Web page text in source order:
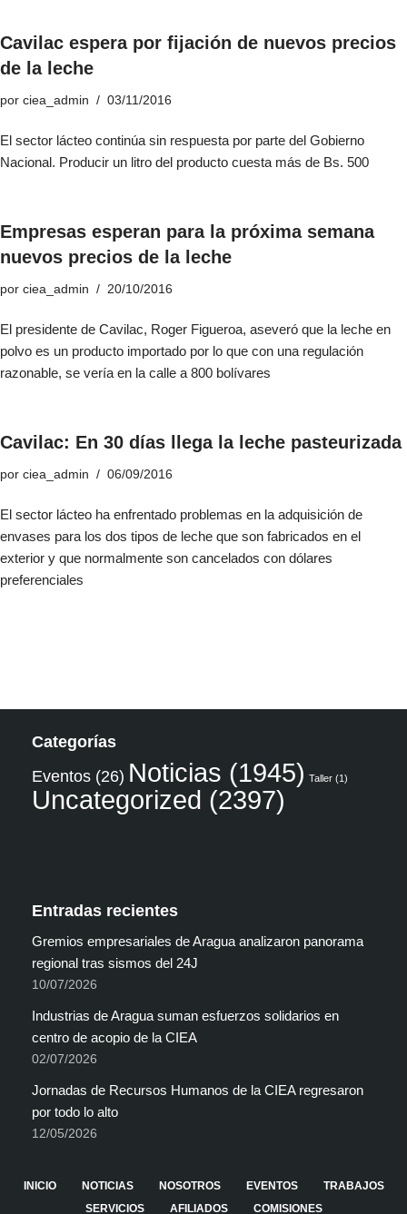
Cavilac espera por fijación de nuevos precios
de la leche
por ciea_admin 03/11/2016
El sector lácteo continúa sin respuesta por parte del Gobierno
Nacional. Producir un litro del producto cuesta más de Bs. 500
Empresas esperan para la próxima semana
nuevos precios de la leche
por ciea_admin 20/10/2016
El presidente de Cavilac, Roger Figueroa, aseveró que la leche en
polvo es un producto importado por lo que con una regulación
razonable, se vería en la calle a 800 bolívares
Cavilac: En 30 días llega la leche pasteurizada
por ciea_admin 06/09/2016
El sector lácteo ha enfrentado problemas en la adquisición de
envases para los dos tipos de leche que son fabricados en el
exterior y que normalmente son cancelados con dólares
preferenciales
Categorías
Eventos (26) Noticias (1945) Taller (1)
Uncategorized (2397)
Entradas recientes
Gremios empresariales de Aragua analizaron panorama
regional tras sismos del 24J
10/07/2026
Industrias de Aragua suman esfuerzos solidarios en
centro de acopio de la CIEA
02/07/2026
Jornadas de Recursos Humanos de la CIEA regresaron
por todo lo alto
12/05/2026
INICIO NOTICIAS NOSOTROS EVENTOS
TRABAJOS
SERVICIOS
AFILIADOS COMISIONES